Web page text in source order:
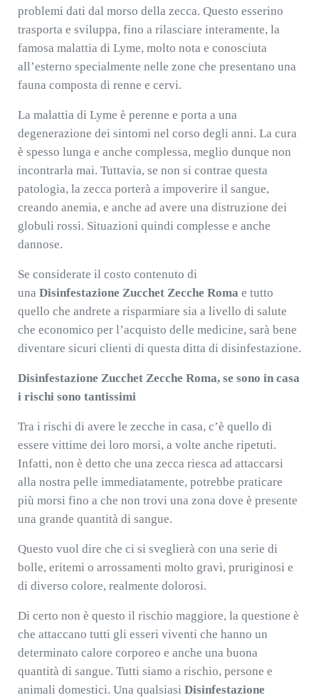
problemi dati dal morso della zecca. Questo esserino
trasporta e sviluppa, fino a rilasciare interamente, la
famosa malattia di Lyme, molto nota e conosciuta
all’esterno specialmente nelle zone che presentano una
fauna composta di renne e cervi.
La malattia di Lyme è perenne e porta a una
degenerazione dei sintomi nel corso degli anni. La cura
è spesso lunga e anche complessa, meglio dunque non
incontrarla mai. Tuttavia, se non si contrae questa
patologia, la zecca porterà a impoverire il sangue,
creando anemia, e anche ad avere una distruzione dei
globuli rossi. Situazioni quindi complesse e anche
dannose.
Se considerate il costo contenuto di
una Disinfestazione Zucchet Zecche Roma e tutto
quello che andrete a risparmiare sia a livello di salute
che economico per l’acquisto delle medicine, sarà bene
diventare sicuri clienti di questa ditta di disinfestazione.
Disinfestazione Zucchet Zecche Roma, se sono in casa
i rischi sono tantissimi
Tra i rischi di avere le zecche in casa, c’è quello di
essere vittime dei loro morsi, a volte anche ripetuti.
Infatti, non è detto che una zecca riesca ad attaccarsi
alla nostra pelle immediatamente, potrebbe praticare
più morsi fino a che non trovi una zona dove è presente
una grande quantità di sangue.
Questo vuol dire che ci si sveglierà con una serie di
bolle, eritemi o arrossamenti molto gravi, pruriginosi e
di diverso colore, realmente dolorosi.
Di certo non è questo il rischio maggiore, la questione è
che attaccano tutti gli esseri viventi che hanno un
determinato calore corporeo e anche una buona
quantità di sangue. Tutti siamo a rischio, persone e
animali domestici. Una qualsiasi Disinfestazione